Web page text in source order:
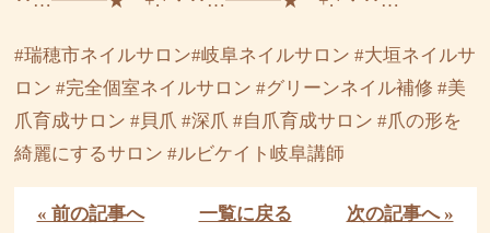
#瑞穂市ネイルサロン#岐阜ネイルサロン #大垣ネイルサ
ロン #完全個室ネイルサロン #グリーンネイル補修 #美
爪育成サロン #貝爪 #深爪 #自爪育成サロン #爪の形を
綺麗にするサロン #ルビケイト岐阜講師
« 前の記事へ 一覧に戻る 次の記事へ »